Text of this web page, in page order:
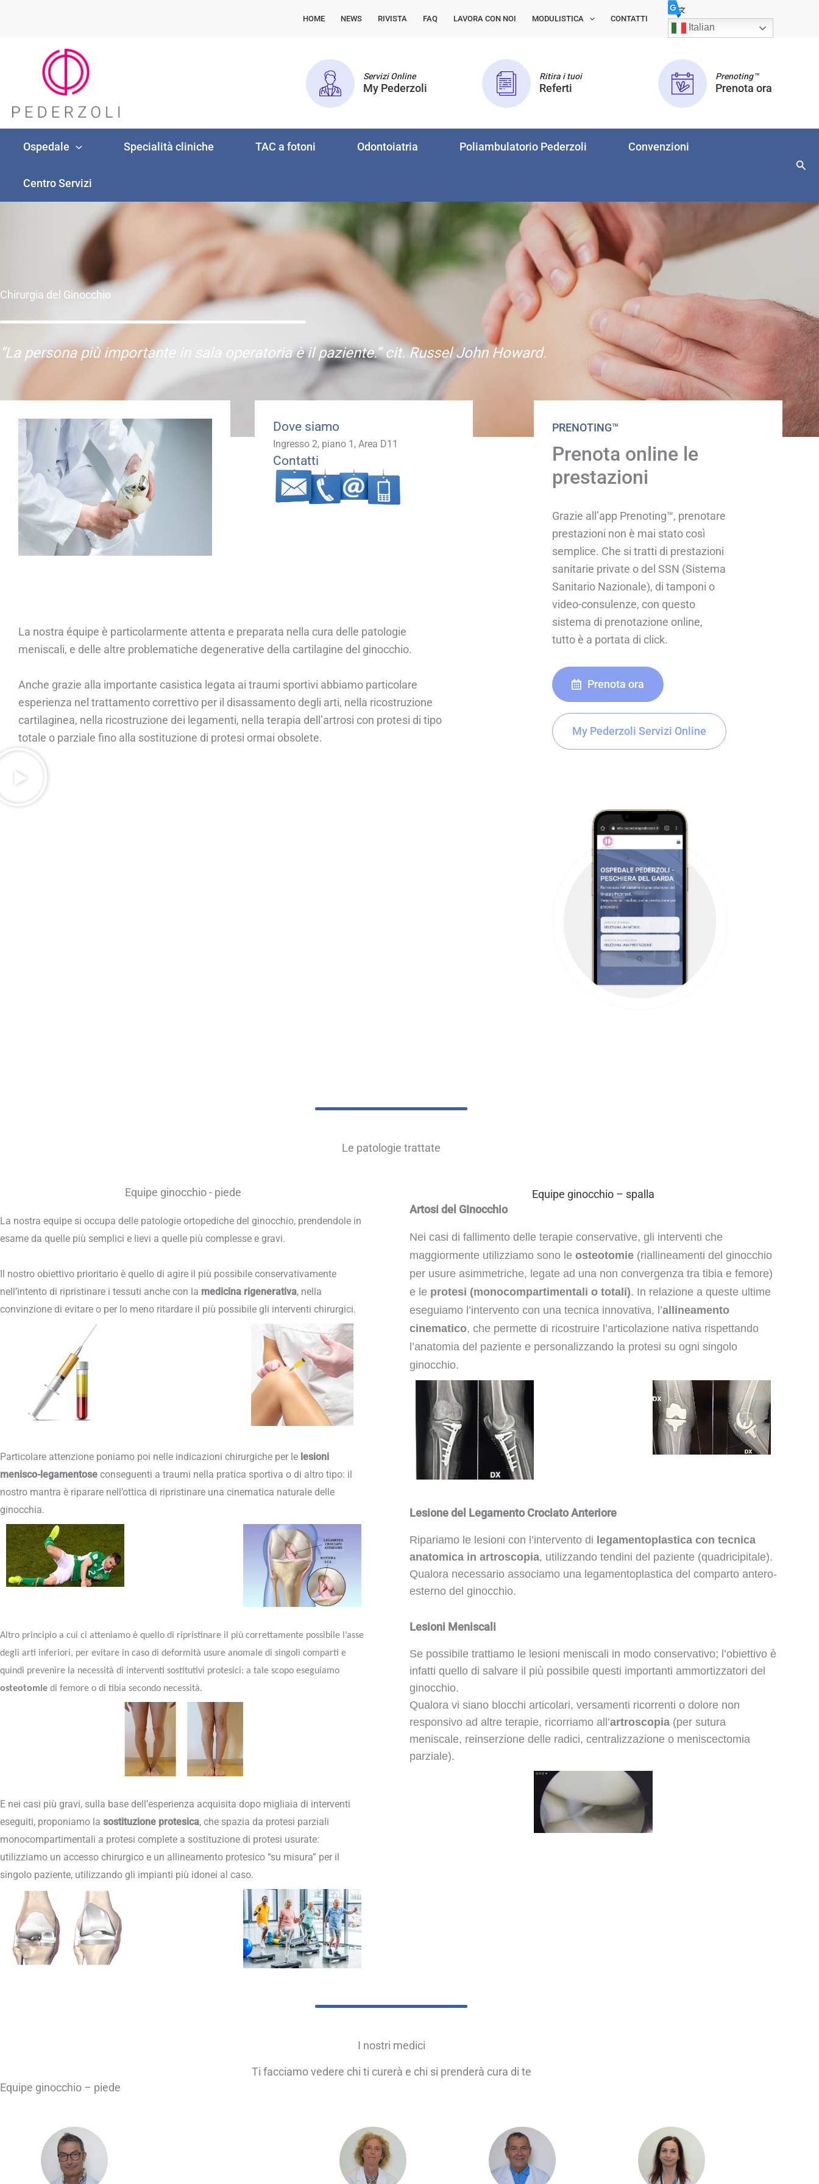
HOME NEWS RIVISTA FAQ LAVORA CON NOI MODULISTICA CONTATTI
Italian
Servizi Online
My Pederzoli
Ritira i tuoi
Referti
Prenoting™
Prenota ora
Ospedale Specialità cliniche TAC a fotoni Odontoiatria Poliambulatorio Pederzoli Convenzioni
Centro Servizi
Chirurgia del Ginocchio
“La persona più importante in sala operatoria è il paziente.” cit. Russel John Howard.
Dove siamo
Ingresso 2, piano 1, Area D11
Contatti
La nostra équipe è particolarmente attenta e preparata nella cura delle patologie
meniscali, e delle altre problematiche degenerative della cartilagine del ginocchio.
Anche grazie alla importante casistica legata ai traumi sportivi abbiamo particolare
esperienza nel trattamento correttivo per il disassamento degli arti, nella ricostruzione
cartilaginea, nella ricostruzione dei legamenti, nella terapia dell’artrosi con protesi di tipo
totale o parziale fino alla sostituzione di protesi ormai obsolete.
PRENOTING™
Prenota online le
prestazioni
Grazie all’app Prenoting™, prenotare
prestazioni non è mai stato così
semplice. Che si tratti di prestazioni
sanitarie private o del SSN (Sistema
Sanitario Nazionale), di tamponi o
video-consulenze, con questo
sistema di prenotazione online,
tutto è a portata di click.
Prenota ora
My Pederzoli Servizi Online
Le patologie trattate
Equipe ginocchio - piede
La nostra equipe si occupa delle patologie ortopediche del ginocchio, prendendole in
esame da quelle più semplici e lievi a quelle più complesse e gravi.
Il nostro obiettivo prioritario è quello di agire il più possibile conservativamente
nell’intento di ripristinare i tessuti anche con la medicina rigenerativa, nella
convinzione di evitare o per lo meno ritardare il più possibile gli interventi chirurgici.
Particolare attenzione poniamo poi nelle indicazioni chirurgiche per le lesioni
menisco-legamentose conseguenti a traumi nella pratica sportiva o di altro tipo: il
nostro mantra è riparare nell’ottica di ripristinare una cinematica naturale delle
ginocchia.
Altro principio a cui ci atteniamo è quello di ripristinare il più correttamente possibile l’asse
degli arti inferiori, per evitare in caso di deformità usure anomale di singoli comparti e
quindi prevenire la necessità di interventi sostitutivi protesici: a tale scopo eseguiamo
osteotomie di femore o di tibia secondo necessità.
E nei casi più gravi, sulla base dell’esperienza acquisita dopo migliaia di interventi
eseguiti, proponiamo la sostituzione protesica, che spazia da protesi parziali
monocompartimentali a protesi complete a sostituzione di protesi usurate:
utilizziamo un accesso chirurgico e un allineamento protesico “su misura” per il
singolo paziente, utilizzando gli impianti più idonei al caso.
Equipe ginocchio – spalla
Artosi del GInocchio
Nei casi di fallimento delle terapie conservative, gli interventi che
maggiormente utilizziamo sono le osteotomie(riallineamenti del ginocchio
per usure asimmetriche, legate ad una non convergenza tra tibia e femore)
e le protesi (monocompartimentali o totali). In relazione a queste ultime
eseguiamo l’intervento con una tecnica innovativa, l’allineamento
cinematico, che permette di ricostruire l’articolazione nativa rispettando
l’anatomia del paziente e personalizzando la protesi su ogni singolo
ginocchio.
Lesione del Legamento Crociato Anteriore
Ripariamo le lesioni con l’intervento di legamentoplastica con tecnica
anatomica in artroscopia, utilizzando tendini del paziente (quadricipitale).
Qualora necessario associamo una legamentoplastica del comparto antero-
esterno del ginocchio.
Lesioni Meniscali
Se possibile trattiamo le lesioni meniscali in modo conservativo; l’obiettivo è
infatti quello di salvare il più possibile questi importanti ammortizzatori del
ginocchio.
Qualora vi siano blocchi articolari, versamenti ricorrenti o dolore non
responsivo ad altre terapie, ricorriamo all’artroscopia (per sutura
meniscale, reinserzione delle radici, centralizzazione o meniscectomia
parziale).
I nostri medici
Ti facciamo vedere chi ti curerà e chi si prenderà cura di te
Equipe ginocchio – piede